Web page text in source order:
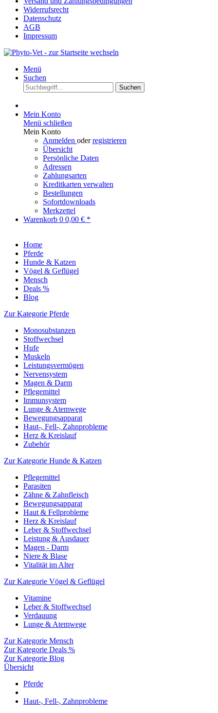
Widerrufsrecht
Datenschutz
AGB
Impressum
Menü
Suchen
Suchen
Mein Konto
Menü schließen
Mein Konto
Anmelden oderregistrieren
Übersicht
Persönliche Daten
Adressen
Zahlungsarten
Kreditkarten verwalten
Bestellungen
Sofortdownloads
Merkzettel
Warenkorb 0 0,00 € *
Home
Pferde
Hunde & Katzen
Vögel & Geflügel
Mensch
Deals %
Blog
Zur Kategorie Pferde
Monosubstanzen
Stoffwechsel
Hufe
Muskeln
Leistungsvermögen
Nervensystem
Magen & Darm
Pflegemittel
Immunsystem
Lunge & Atemwege
Bewegungsapparat
Haut-, Fell-, Zahnprobleme
Herz & Kreislauf
Zubehör
Zur Kategorie Hunde & Katzen
Pflegemittel
Parasiten
Zähne & Zahnfleisch
Bewegungsapparat
Haut & Fellprobleme
Herz & Kreislauf
Leber & Stoffwechsel
Leistung & Ausdauer
Magen - Darm
Niere & Blase
Vitalität im Alter
Zur Kategorie Vögel & Geflügel
Vitamine
Leber & Stoffwechsel
Verdauung
Lunge & Atemwege
Zur Kategorie Mensch
Zur Kategorie Deals %
Zur Kategorie Blog
Übersicht
Pferde
Haut-, Fell-, Zahnprobleme